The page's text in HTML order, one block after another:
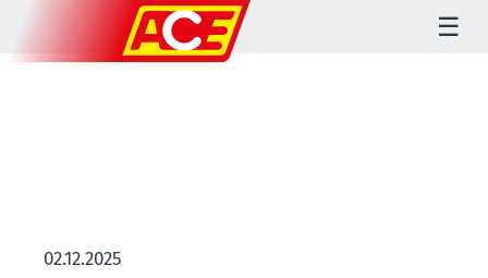
☰
02.12.2025